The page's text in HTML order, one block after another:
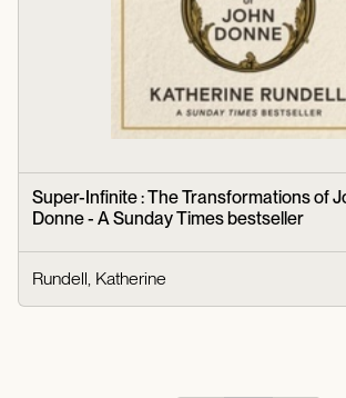
Super-Infinite : The Transformations of
Donne - A Sunday Times bestseller
Rundell, Katherine